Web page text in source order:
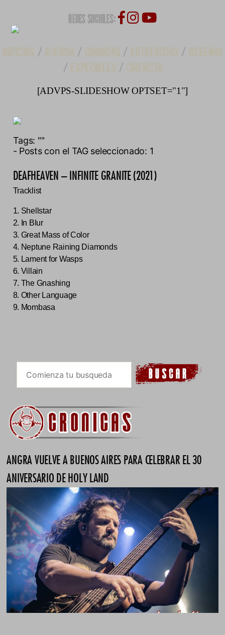
REDES SOCIALES:
/ / / /
/
/
[ADVPS-SLIDESHOW OPTSET="1"]
Tags: ""
- Posts con el TAG seleccionado: 1
DEAFHEAVEN – INFINITE GRANITE (2021)
Tracklist
1. Shellstar
2. In Blur
3. Great Mass of Color
4. Neptune Raining Diamonds
5. Lament for Wasps
6. Villain
7. The Gnashing
8. Other Language
9. Mombasa
ANGRA VUELVE A BUENOS AIRES PARA CELEBRAR EL 30
ANIVERSARIO DE HOLY LAND